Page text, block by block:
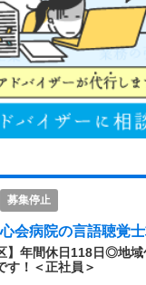
募集停止
会病院の言語聴覚
】年間休日118日◎地
す！＜正社員＞